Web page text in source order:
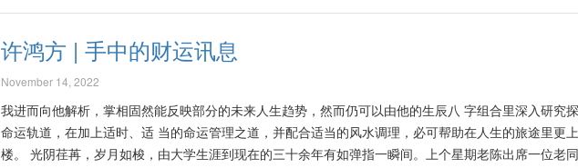
weihexuzerijinxingyaoshi/
回流马来西亚为国家献上一丝棉力，以期看到更美好的马来西亚 (A Better Malaysia)。 由于即将来临
测2023年各家酒楼、酒店举行婚宴喜庆的人大排长龙，生意兴隆。 也有人问如何以好风水之法，主动催
花运势，以期在此年里爱情得意，觅得如意郎君与佳人，天天春风满面，以后子孙满堂、家族出贵人
星其实也是人缘，在适当的催动下，可以帮助尤其是做业务的人，吸引或招徕更多贵人的支持与相助
可以通过适当的催动桃花阵来达到业绩方面的提升。 根据个人生肖的五行推算法，也可以知道个人的
许鸿方 | 手中的财运讯息
November 14, 2022
我进而向他解析，掌相固然能反映部分的未来人生趋势，然而仍可以由他的生辰八 字组合里深入研究
命运轨道，在加上适时、适 当的命运管理之道，并配合适当的风水调理，必可帮助在人生的旅途里更
楼。 光阴荏苒，岁月如梭，由大学生涯到现在的三十余年有如弹指一瞬间。上个星期老陈出席一位老